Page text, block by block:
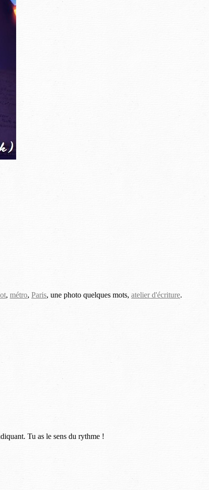
, métro, Paris, une photo quelques mots, atelier d'écriture.
Tu as le sens du rythme !